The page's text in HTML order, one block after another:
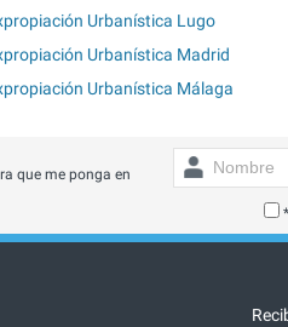
Urbanística Lugo
Urbanística Madrid
Urbanística Málaga
que me ponga en